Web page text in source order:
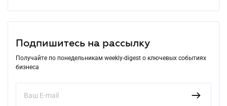
Подпишитесь на рассылку
Получайте по понедельникам weekly-digest о ключевых событиях
бизнеса